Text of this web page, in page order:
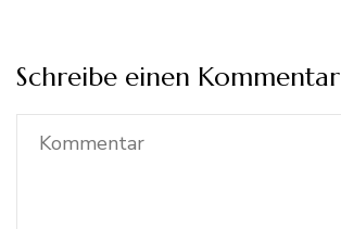
Schreibe einen Kommentar